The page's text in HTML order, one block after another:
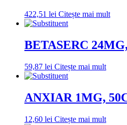
422,51 lei Citește mai mult
BETASERC
59,87 lei Citește mai mult
ANXIAR 1MG,
12,60 lei Citește mai mult